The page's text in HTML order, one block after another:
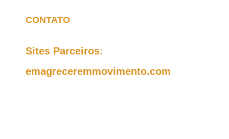
CONTATO
Sites Parceiros:
emagreceremmovimento.com